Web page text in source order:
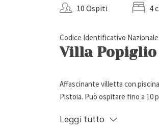
10 Ospiti 4
Codice Identificativo
Villa Popiglio
Affascinante villetta con
Pistoia. Può ospitare fino a 10
Descrizione
Leggi tutto